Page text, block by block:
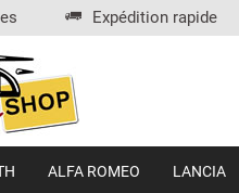
Expédition rapide
ALFA ROMEO LANCIA